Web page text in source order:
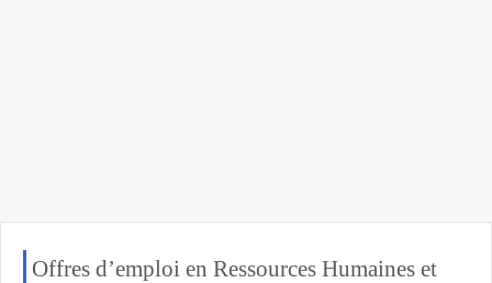
Offres d’emploi en Ressources Humaines et